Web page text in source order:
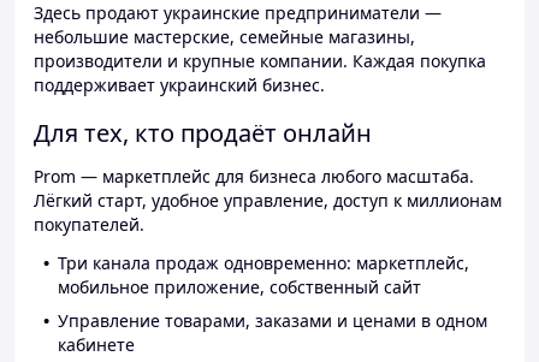
Здесь продают украинские предприниматели —
небольшие мастерские, семейные магазины,
производители и крупные компании. Каждая покупка
поддерживает украинский бизнес.
Для тех, кто продаёт онлайн
Prom — маркетплейс для бизнеса любого масштаба.
Лёгкий старт, удобное управление, доступ к миллионам
покупателей.
Три канала продаж одновременно: маркетплейс,
мобильное приложение, собственный сайт
Управление товарами, заказами и ценами в одном
кабинете